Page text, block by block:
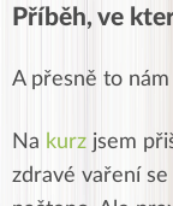
Příběh, ve
A přesně to
Na kurz jsem
zdravé vaření